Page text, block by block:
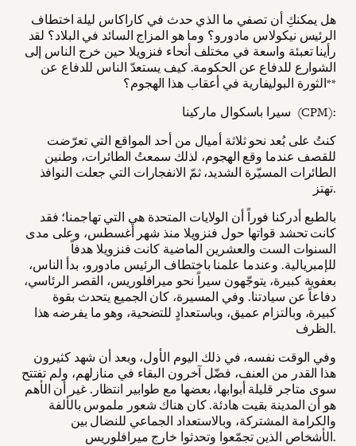
هل يمكنكِ أن تصفي ما الذي حدث في كاراكاس ليلة اختطاف
الرئيس نيكولاس مادورو؟ وما هو المزاج السائد في البلاد؟ لقد
رأينا تعبئة واسعة في مختلف أنحاء فنزويلا حين خرج الناس إلى
الشوارع للدفاع عن الحكومة. كيف يستعدّ الناس للدفاع عن
الثورة البوليفارية في أعقاب هذا الهجوم؟**
سيرا باسكوال ماركينا (CPM):
كنتُ على بُعد نحو ثلاثة أميال من أحد المواقع التي تعرّضت
للقصف عندما وقع الهجوم، لذلك سمعتُ الطائرات، وطنين
الطائرات المسيّرة الشديد، ثمّ الانفجارات التي جعلت النوافذ
تهتز.
بالطبع أدركنا فوراً أن الولايات المتحدة هي التي تهاجمنا؛ فقد
كانت تحشد قواتها حول فنزويلا منذ شهر أغسطس، وعلى مدى
السنوات الست والعشرين الماضية كانت فنزويلا هدفاً
للإمبريالية. وعندما علمنا باختطاف الرئيس مادورو، بدأ الناس،
بعفوية كبيرة، يتوجّهون سيراً نحو ميرافلوريس، القصر الرئاسي،
دفاعاً عن سيادتنا. وفي المسيرة، كان الجميع يتحدث بقوة
كبيرة، وبالتزام عميق، وباستعدادٍ للتضحية، وهو ما يفرضه هذا
الظرف.
وفي الوقت نفسه، في ذلك اليوم الأول، وبعد أن شهد كثيرون
هذا القدر من العنف، فضّل آخرون البقاء في منازلهم، ولم تفتتح
سوى متاجر قليلة أبوابها، بعضها مع طوابير انتظار. غير أن الأهم
هو أن المدينة بقيت هادئة. كان هناك شعور ملموس بالألفة
والكرامة المشتركة، وبالاستعداد الجماعي للنضال بين
الأشخاص الذين تجمّعوا وتحدثوا خارج ميرافلوريس.